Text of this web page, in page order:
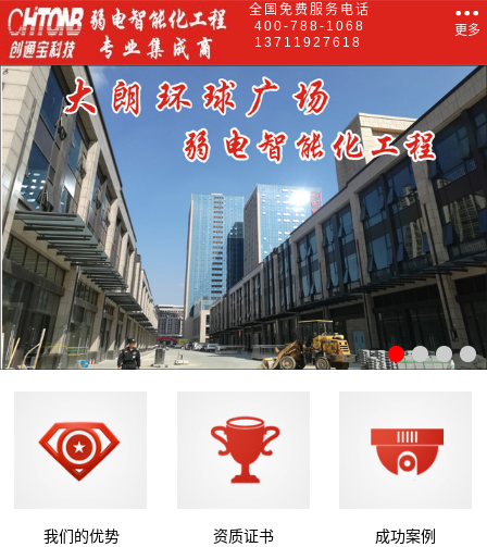
全国免费服务电话
400-788-1068
13711927618
更多
我们的优势 资质证书 成功案例